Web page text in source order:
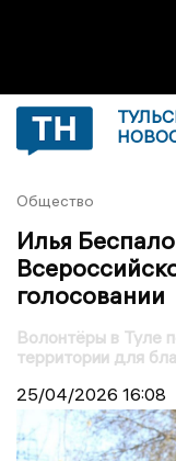
Общество
Илья
голосовании
Волонтёры в Туле
территории для
25/04/2026 16:08